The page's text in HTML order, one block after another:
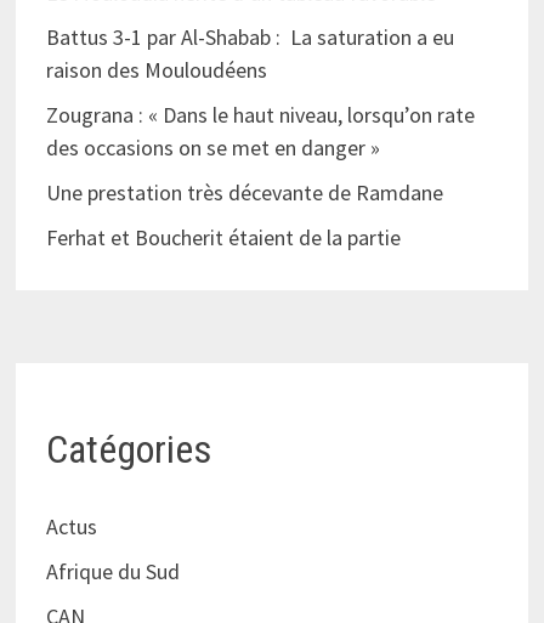
Battus 3-1 par Al-Shabab : La saturation a eu
raison des Mouloudéens
Zougrana : « Dans le haut niveau, lorsqu’on rate
des occasions on se met en danger »
Une prestation très décevante de Ramdane
Ferhat et Boucherit étaient de la partie
Catégories
Actus
Afrique du Sud
CAN